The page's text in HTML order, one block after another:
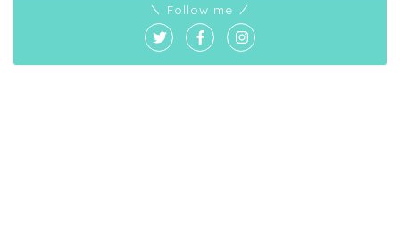
＼ Follow me ／